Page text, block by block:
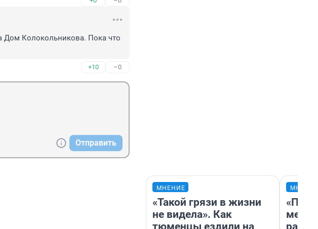
Дом Колокольникова. Пока что
+10 –0
Отправить
МНЕНИЕ
«Такой грязи в жизни
не видела». Как
тюменцы ездили на